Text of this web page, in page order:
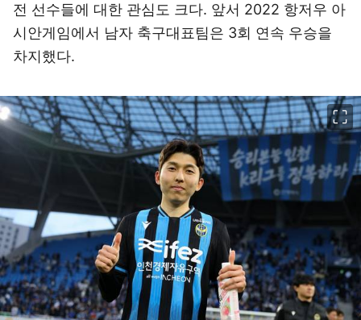
전 선수들에 대한 관심도 크다. 앞서 2022 항저우 아
시안게임에서 남자 축구대표팀은 3회 연속 우승을
차지했다.